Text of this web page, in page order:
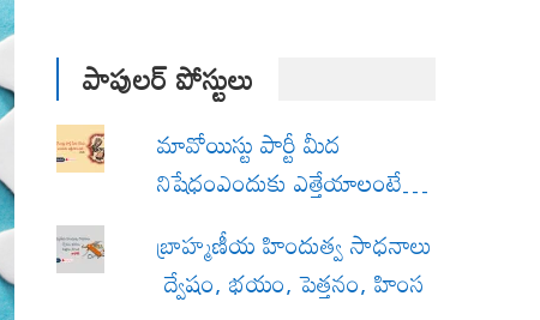
పాపులర్ పోస్టులు
మావోయిస్టు పార్టీ మీద
నిషేధంఎందుకు ఎత్తేయాలంటే…
బ్రాహ్మణీయ హిందుత్వ సాధనాలు
ద్వేషం, భయం, పెత్తనం, హింస